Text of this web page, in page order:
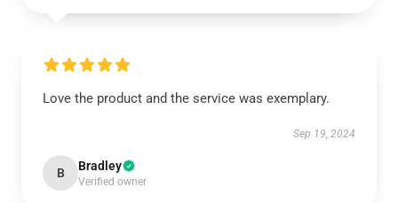
Love the product and the service was exemplary.
Sep 19, 2024
B Bradley
Verified owner